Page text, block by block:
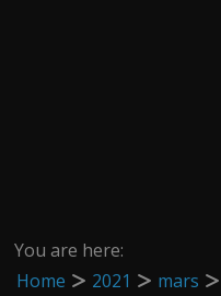
You are here:
Home
2021 mars